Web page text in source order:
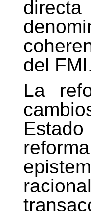
del FMI.
La